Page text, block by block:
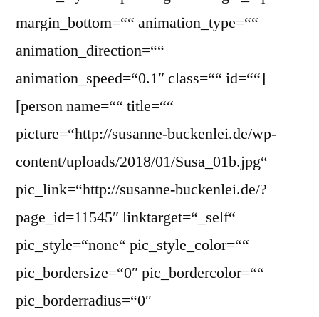
margin_bottom=““ animation_type=““
animation_direction=““
animation_speed=“0.1″ class=““ id=““]
[person name=““ title=““
picture=“http://susanne-buckenlei.de/wp-
content/uploads/2018/01/Susa_01b.jpg“
pic_link=“http://susanne-buckenlei.de/?
page_id=11545″ linktarget=“_self“
pic_style=“none“ pic_style_color=““
pic_bordersize=“0″ pic_bordercolor=““
pic_borderradius=“0″